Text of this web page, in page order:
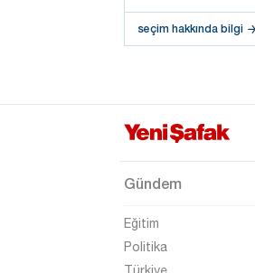
seçim hakkında bilgi
Gündem
Eğitim
Politika